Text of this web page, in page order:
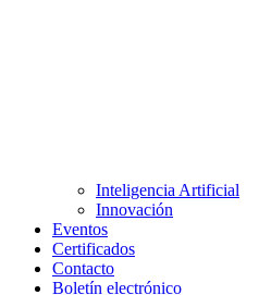
Inteligencia Artificial
Innovación
Eventos
Certificados
Contacto
Boletín electrónico